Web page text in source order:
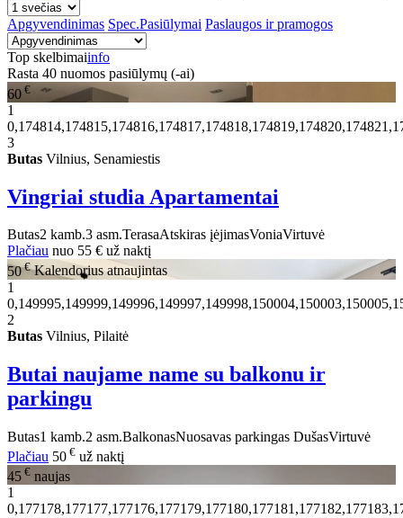
Apgyvendinimas Spec.Pasiūlymai Paslaugos ir pramogos
Top skelbimaiinfo
Rasta 40 nuomos pasiūlymų (-ai)
60 €
1
3
Butas Vilnius, Senamiestis
Vingriai studia Apartamentai
Butas2 kamb.3 asm.TerasaAtskiras įėjimasVoniaVirtuvė
Plačiau nuo 55 € už naktį
50€ Kalendorius atnaujintas
1
2
Butas Vilnius, Pilaitė
Butai naujame name su balkonu ir
parkingu
Butas1 kamb.2 asm.BalkonasNuosavas parkingas DušasVirtuvė
Plačiau 50 € už naktį
45 € naujas
1